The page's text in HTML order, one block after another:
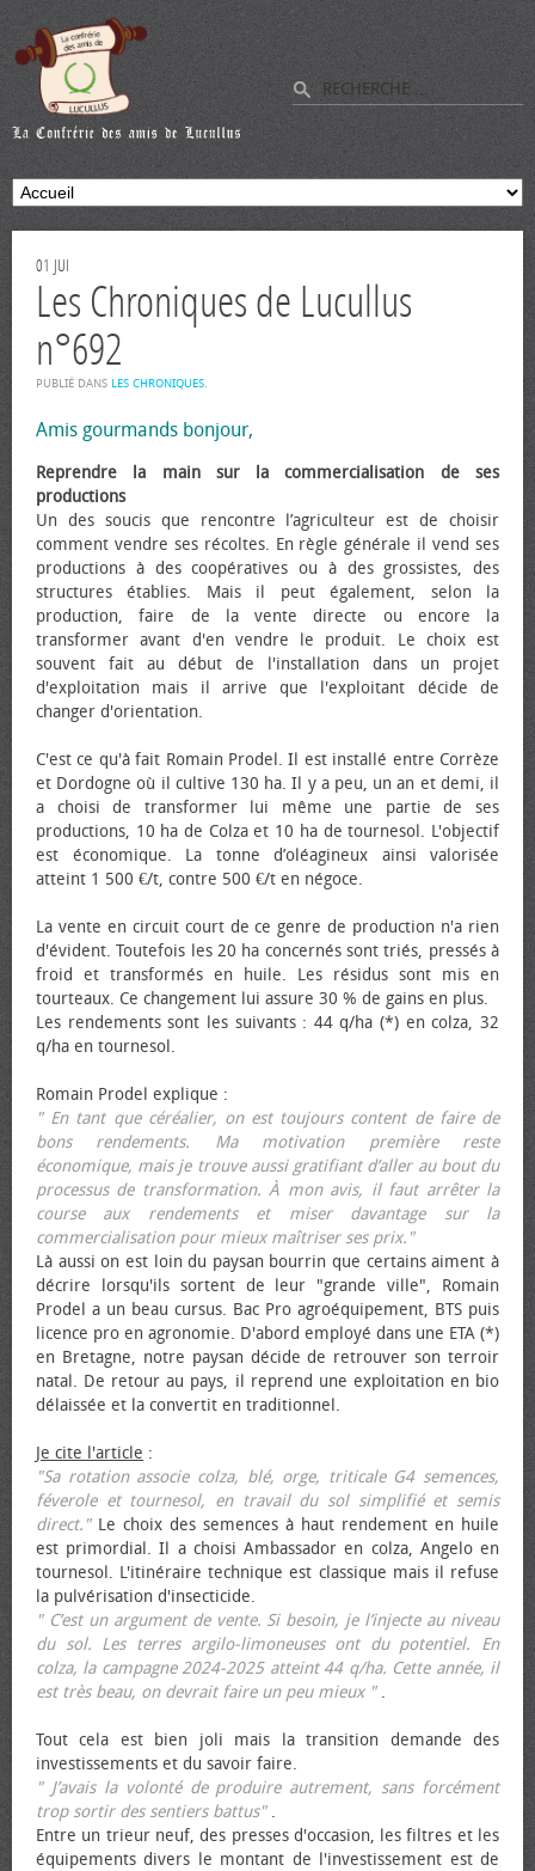
01 JUI
Les Chroniques de Lucullus
n°692
PUBLIÉ DANS LES CHRONIQUES.
Amis gourmands bonjour,
Reprendre la main sur la commercialisation de ses
productions
Un des soucis que rencontre l’agriculteur est de choisir
comment vendre ses récoltes. En règle générale il vend ses
productions à des coopératives ou à des grossistes, des
structures établies. Mais il peut également, selon la
production, faire de la vente directe ou encore la
transformer avant d'en vendre le produit. Le choix est
souvent fait au début de l'installation dans un projet
d'exploitation mais il arrive que l'exploitant décide de
changer d'orientation.
C'est ce qu'à fait Romain Prodel. Il est installé entre Corrèze
et Dordogne où il cultive 130 ha. Il y a peu, un an et demi, il
a choisi de transformer lui même une partie de ses
productions, 10 ha de Colza et 10 ha de tournesol. L'objectif
est économique. La tonne d’oléagineux ainsi valorisée
atteint 1 500 €/t, contre 500 €/t en négoce.
La vente en circuit court de ce genre de production n'a rien
d'évident. Toutefois les 20 ha concernés sont triés, pressés à
froid et transformés en huile. Les résidus sont mis en
tourteaux. Ce changement lui assure 30 % de gains en plus.
Les rendements sont les suivants : 44 q/ha (*) en colza, 32
q/ha en tournesol.
Romain Prodel explique :
" En tant que céréalier, on est toujours content de faire de
bons rendements. Ma motivation première reste
économique, mais je trouve aussi gratifiant d’aller au bout du
processus de transformation. À mon avis, il faut arrêter la
course aux rendements et miser davantage sur la
commercialisation pour mieux maîtriser ses prix."
Là aussi on est loin du paysan bourrin que certains aiment à
décrire lorsqu'ils sortent de leur "grande ville", Romain
Prodel a un beau cursus. Bac Pro agroéquipement, BTS puis
licence pro en agronomie. D'abord employé dans une ETA (*)
en Bretagne, notre paysan décide de retrouver son terroir
natal. De retour au pays, il reprend une exploitation en bio
délaissée et la convertit en traditionnel.
Je cite l'article :
"Sa rotation associe colza, blé, orge, triticale G4 semences,
féverole et tournesol, en travail du sol simplifié et semis
direct."Le choix des semences à haut rendement en huile
est primordial. Il a choisi Ambassador en colza, Angelo en
tournesol. L'itinéraire technique est classique mais il refuse
la pulvérisation d'insecticide.
" C’est un argument de vente. Si besoin, je l’injecte au niveau
du sol. Les terres argilo-limoneuses ont du potentiel. En
colza, la campagne 2024-2025 atteint 44 q/ha. Cette année, il
est très beau, on devrait faire un peu mieux ".
Tout cela est bien joli mais la transition demande des
investissements et du savoir faire.
" J’avais la volonté de produire autrement, sans forcément
trop sortir des sentiers battus".
Entre un trieur neuf, des presses d'occasion, les filtres et les
équipements divers le montant de l'investissement est de